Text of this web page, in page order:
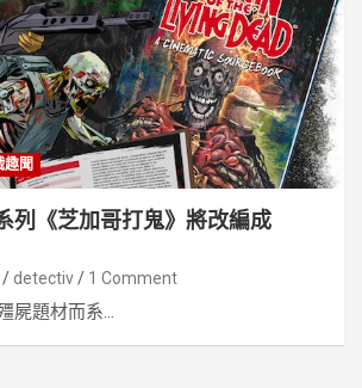
趣聞
列《芝加哥打鬼》將改編成
detectiv 1 Comment
屍題材而系...